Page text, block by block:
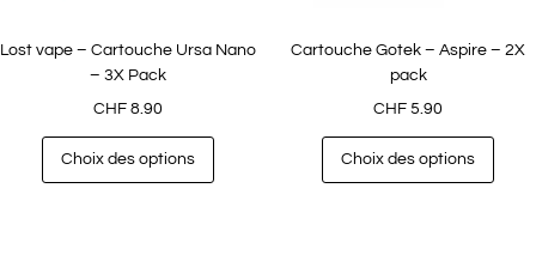
Lost vape – Cartouche Ursa Nano
– 3X Pack
CHF 8.90
Choix des options
Cartouche Gotek – Aspire – 2X
pack
CHF 5.90
Choix des options